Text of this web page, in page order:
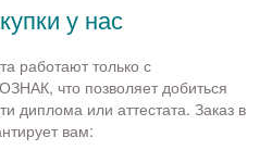
у нас
работают только с
что позволяет добиться
диплома или аттестата. Заказ в
вам: